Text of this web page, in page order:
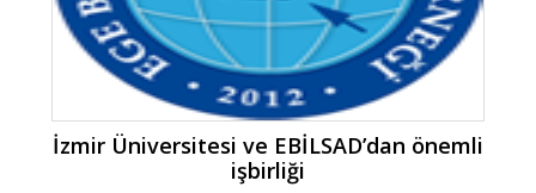
İzmir Üniversitesi ve EBİLSAD’dan önemli
işbirliği